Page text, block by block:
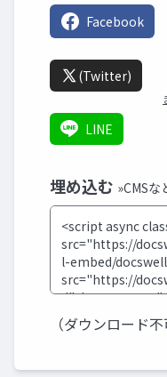
Facebook
(Twitter)
LINE
埋め込む »CMS
（ダウンロード不